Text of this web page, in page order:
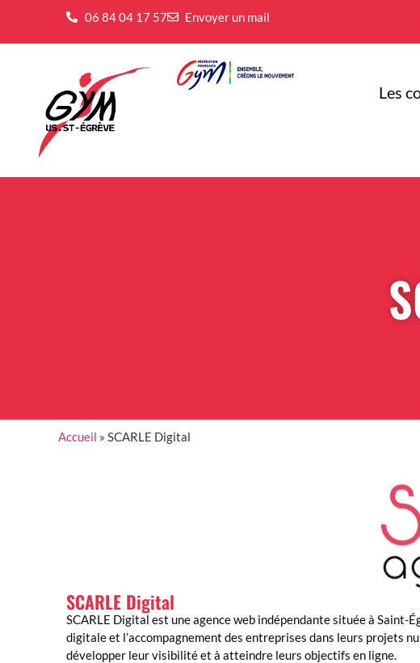
06 84 04 17 57 Envoyer un mail
Les
Accueil » SCARLE Digital
SCARLE Digital
SCARLE Digital est une agence web indépendante située à
digitale et l’accompagnement des entreprises dans leurs projets
développer leur visibilité et à atteindre leurs objectifs en ligne.